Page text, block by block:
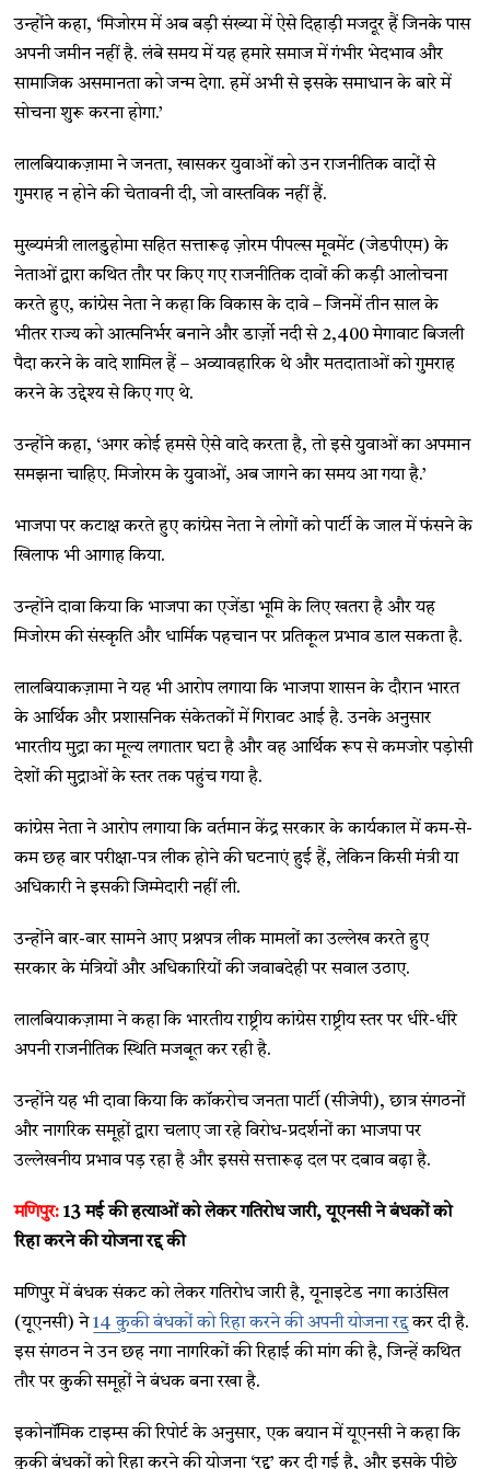
उन्होंने कहा, ‘मिजोरम में अब बड़ी संख्या में ऐसे दिहाड़ी मजदूर हैं जिनके पास
अपनी जमीन नहीं है. लंबे समय में यह हमारे समाज में गंभीर भेदभाव और
सामाजिक असमानता को जन्म देगा. हमें अभी से इसके समाधान के बारे में
सोचना शुरू करना होगा.’
लालबियाकज़ामा ने जनता, खासकर युवाओं को उन राजनीतिक वादों से
गुमराह न होने की चेतावनी दी, जो वास्तविक नहीं हैं.
मुख्यमंत्री लालडुहोमा सहित सत्तारूढ़ ज़ोरम पीपल्स मूवमेंट (जेडपीएम) के
नेताओं द्वारा कथित तौर पर किए गए राजनीतिक दावों की कड़ी आलोचना
करते हुए, कांग्रेस नेता ने कहा कि विकास के दावे – जिनमें तीन साल के
भीतर राज्य को आत्मनिर्भर बनाने और डार्ज़ो नदी से 2,400 मेगावाट बिजली
पैदा करने के वादे शामिल हैं – अव्यावहारिक थे और मतदाताओं को गुमराह
करने के उद्देश्य से किए गए थे.
उन्होंने कहा, ‘अगर कोई हमसे ऐसे वादे करता है, तो इसे युवाओं का अपमान
समझना चाहिए. मिजोरम के युवाओं, अब जागने का समय आ गया है.’
भाजपा पर कटाक्ष करते हुए कांग्रेस नेता ने लोगों को पार्टी के जाल में फंसने के
खिलाफ भी आगाह किया.
उन्होंने दावा किया कि भाजपा का एजेंडा भूमि के लिए खतरा है और यह
मिजोरम की संस्कृति और धार्मिक पहचान पर प्रतिकूल प्रभाव डाल सकता है.
लालबियाकज़ामा ने यह भी आरोप लगाया कि भाजपा शासन के दौरान भारत
के आर्थिक और प्रशासनिक संकेतकों में गिरावट आई है. उनके अनुसार
भारतीय मुद्रा का मूल्य लगातार घटा है और वह आर्थिक रूप से कमजोर पड़ोसी
देशों की मुद्राओं के स्तर तक पहुंच गया है.
कांग्रेस नेता ने आरोप लगाया कि वर्तमान केंद्र सरकार के कार्यकाल में कम-से-
कम छह बार परीक्षा-पत्र लीक होने की घटनाएं हुई हैं, लेकिन किसी मंत्री या
अधिकारी ने इसकी जिम्मेदारी नहीं ली.
उन्होंने बार-बार सामने आए प्रश्नपत्र लीक मामलों का उल्लेख करते हुए
सरकार के मंत्रियों और अधिकारियों की जवाबदेही पर सवाल उठाए.
लालबियाकज़ामा ने कहा कि भारतीय राष्ट्रीय कांग्रेस राष्ट्रीय स्तर पर धीरे-धीरे
अपनी राजनीतिक स्थिति मजबूत कर रही है.
उन्होंने यह भी दावा किया कि कॉकरोच जनता पार्टी (सीजेपी), छात्र संगठनों
और नागरिक समूहों द्वारा चलाए जा रहे विरोध-प्रदर्शनों का भाजपा पर
उल्लेखनीय प्रभाव पड़ रहा है और इससे सत्तारूढ़ दल पर दबाव बढ़ा है.
मणिपुर: 13 मई की हत्याओं को लेकर गतिरोध जारी, यूएनसी ने बंधकों को
रिहा करने की योजना रद्द की
मणिपुर में बंधक संकट को लेकर गतिरोध जारी है, यूनाइटेड नगा काउंसिल
(यूएनसी) ने14 कुकी बंधकों को रिहा करने की अपनी योजना रद्दकर दी है.
इस संगठन ने उन छह नगा नागरिकों की रिहाई की मांग की है, जिन्हें कथित
तौर पर कुकी समूहों ने बंधक बना रखा है.
इकोनॉमिक टाइम्स की रिपोर्ट के अनुसार, एक बयान में यूएनसी ने कहा कि
कुकी बंधकों को रिहा करने की योजना ‘रद्द’ कर दी गई है, और इसके पीछे